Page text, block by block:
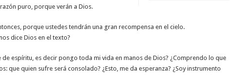
puro, porque verán a Dios.
porque ustedes tendrán una gran recompensa en el cielo.
dice Dios en el texto?
espíritu, es decir pongo toda mi vida en manos de Dios? ¿Comprendo lo que
que quien sufre será consolado? ¿Esto, me da esperanza? ¿Soy instrumento